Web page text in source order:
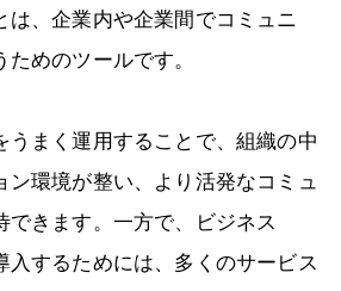
は、企業内や企業間でコミュニ
めのツールです。
うまく運用することで、組織の中
ン環境が整い、より活発なコミュ
できます。一方で、ビジネス
入するためには、多くのサービス